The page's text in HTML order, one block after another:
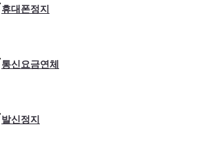
휴대폰정지
통신요금연체
발신정지